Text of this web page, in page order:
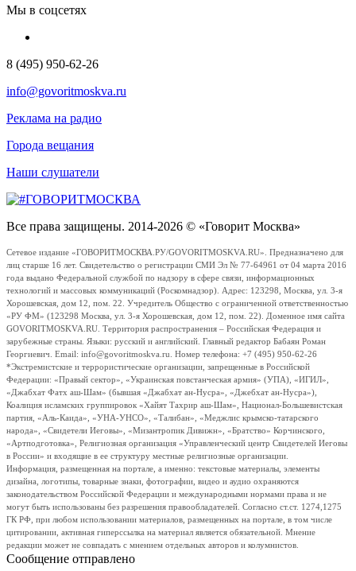
Мы в соцсетях
8 (495) 950-62-26
info@govoritmoskva.ru
Реклама на радио
Города вещания
Наши слушатели
Все права защищены. 2014-2026 © «Говорит Москва»
Сетевое издание «ГОВОРИТМОСКВА.РУ/GOVORITMOSKVA.RU». Предназначено для
лиц старше 16 лет. Свидетельство о регистрации СМИ Эл № 77-64961 от 04 марта 2016
года выдано Федеральной службой по надзору в сфере связи, информационных
технологий и массовых коммуникаций (Роскомнадзор). Адрес: 123298, Москва, ул. 3-я
Хорошевская, дом 12, пом. 22. Учредитель Общество с ограниченной ответственностью
«РУ ФМ» (123298 Москва, ул. 3-я Хорошевская, дом 12, пом. 22). Доменное имя сайта
GOVORITMOSKVA.RU. Территория распространения – Российская Федерация и
зарубежные страны. Языки: русский и английский. Главный редактор Бабаян Роман
Георгиевич. Email: info@govoritmoskva.ru. Номер телефона: +7 (495) 950-62-26
*Экстремистские и террористические организации, запрещенные в Российской
Федерации: «Правый сектор», «Украинская повстанческая армия» (УПА), «ИГИЛ»,
«Джабхат Фатх аш-Шам» (бывшая «Джабхат ан-Нусра», «Джебхат ан-Нусра»),
Коалиция исламских группировок «Хайят Тахрир аш-Шам», Национал-Большевистская
партия, «Аль-Каида», «УНА-УНСО», «Талибан», «Меджлис крымско-татарского
народа», «Свидетели Иеговы», «Мизантропик Дивижн», «Братство» Корчинского,
«Артподготовка», Религиозная организация «Управленческий центр Свидетелей Иеговы
в России» и входящие в ее структуру местные религиозные организации.
Информация, размещенная на портале, а именно: текстовые материалы, элементы
дизайна, логотипы, товарные знаки, фотографии, видео и аудио охраняются
законодательством Российской Федерации и международными нормами права и не
могут быть использованы без разрешения правообладателей. Согласно ст.ст. 1274,1275
ГК РФ, при любом использовании материалов, размещенных на портале, в том числе
цитировании, активная гиперссылка на материал является обязательной. Мнение
редакции может не совпадать с мнением отдельных авторов и колумнистов.
Сообщение отправлено